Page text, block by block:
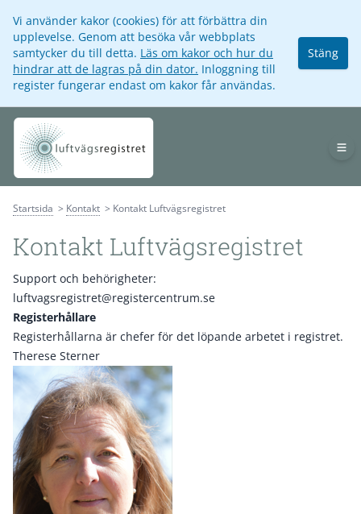
Vi använder kakor (cookies) för att förbättra din
upplevelse. Genom att besöka vår webbplats
samtycker du till detta. Läs om kakor och hur du
hindrar att de lagras på din dator. Inloggning till
register fungerar endast om kakor får användas.
Stäng
Startsida Kontakt Kontakt Luftvägsregistret
Kontakt Luftvägsregistret
Support och behörigheter:
luftvagsregistret@registercentrum.se
Registerhållare
Registerhållarna är chefer för det löpande arbetet i registret.
Therese Sterner